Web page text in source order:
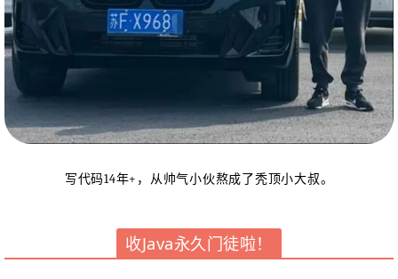
写代码14年+，从帅气小伙熬成了秃顶小大叔。
收Java永久门徒啦！